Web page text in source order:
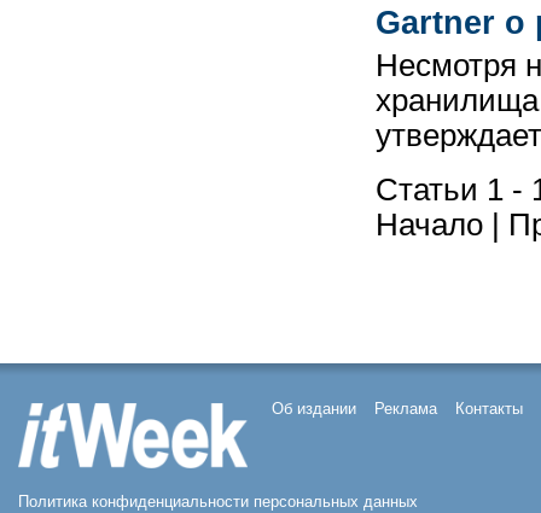
Gartner о
Несмотря
хранилища
Статьи 1 -
Начало |
Об издании Реклама Контакты
Политика конфиденциальности персональных данных